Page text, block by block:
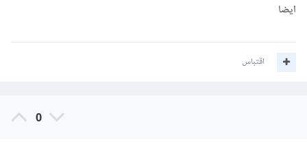
ايضا
اقتباس
0